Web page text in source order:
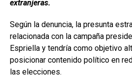
extranjeras.
Según la denuncia, la presunta
relacionada con la campaña
Espriella y tendría como objetivo
posicionar contenido político en
las elecciones.